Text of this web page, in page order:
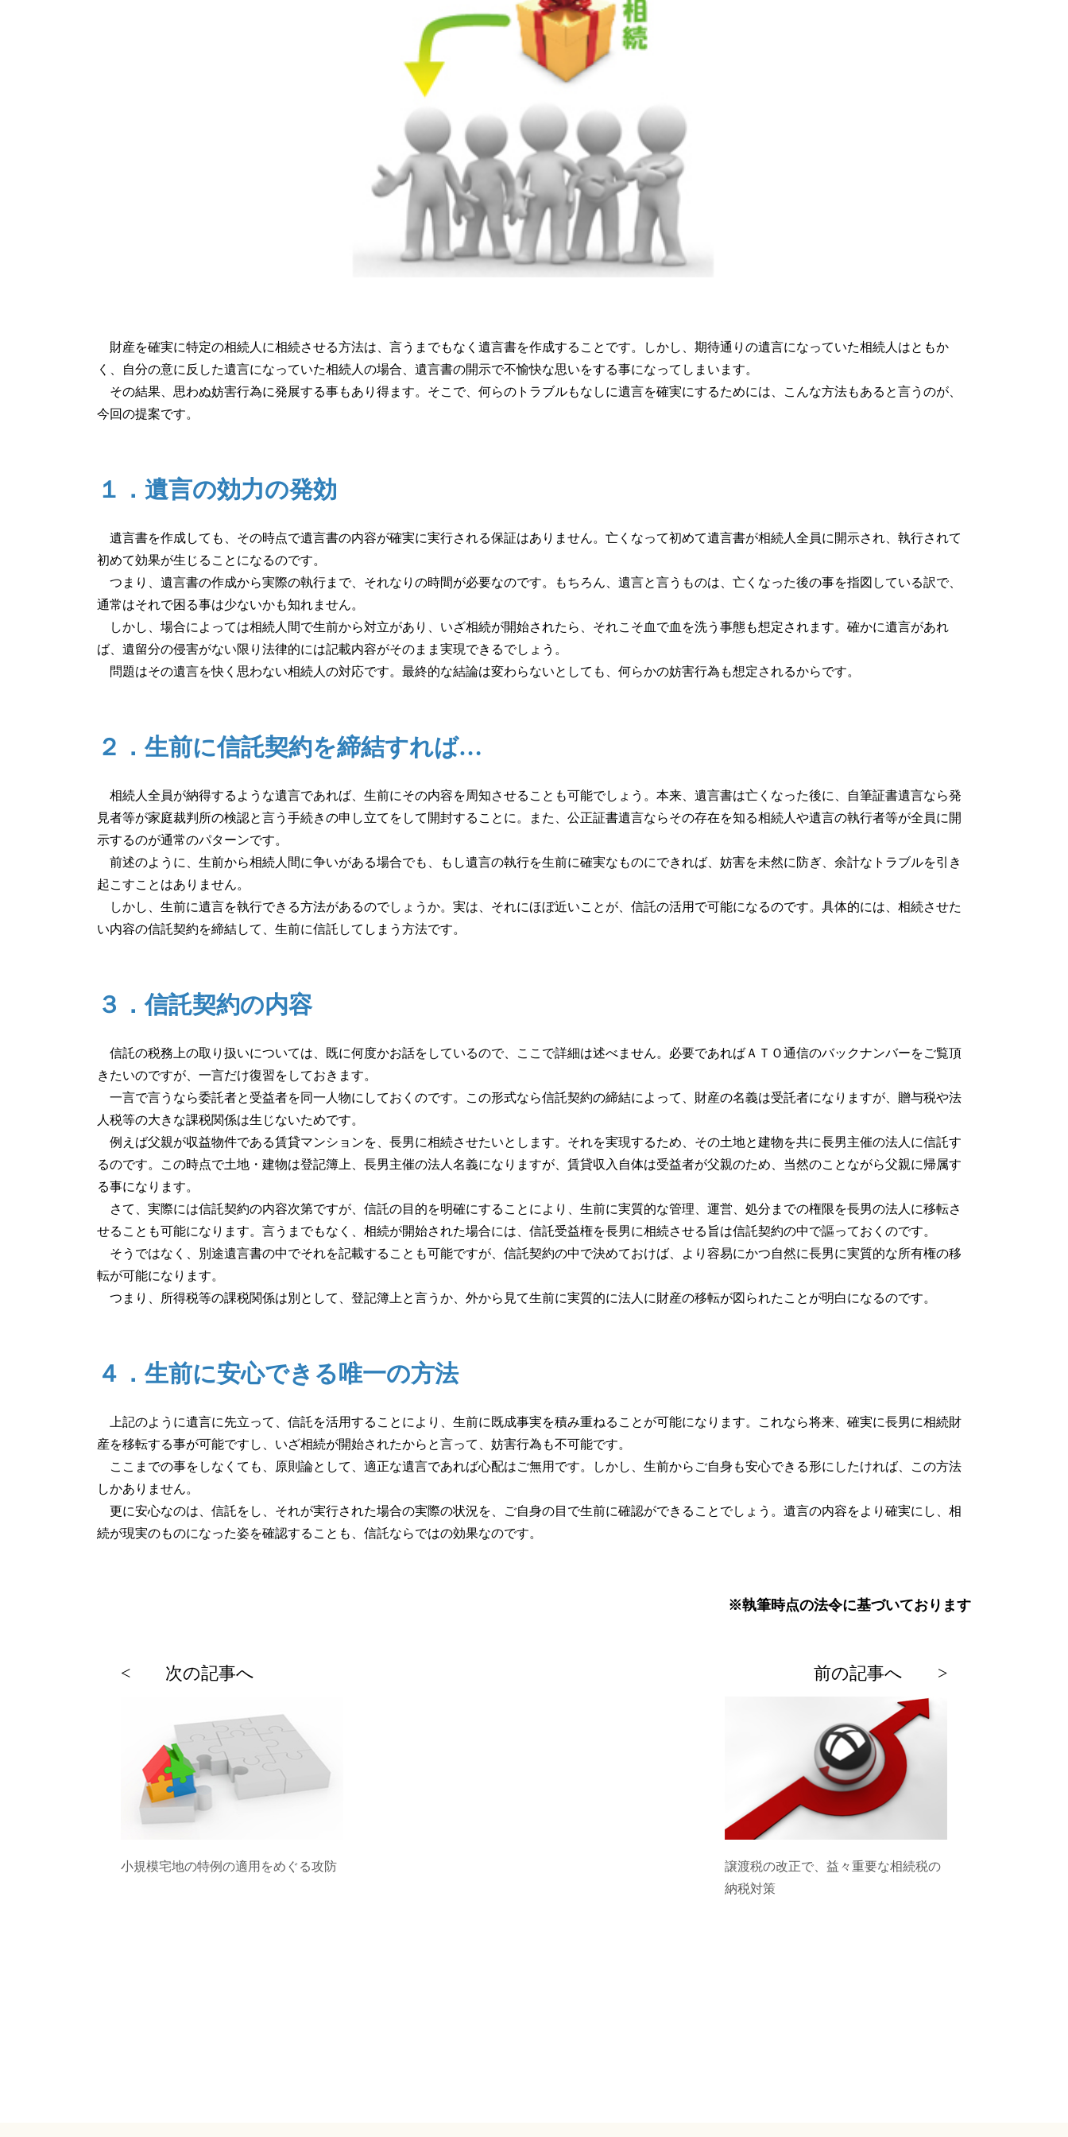
財産を確実に特定の相続人に相続させる方法は、言うまでもなく遺言書を作成することです。しかし、期待通りの遺言になっていた相続人はともか
く、自分の意に反した遺言になっていた相続人の場合、遺言書の開示で不愉快な思いをする事になってしまいます。
その結果、思わぬ妨害行為に発展する事もあり得ます。そこで、何らのトラブルもなしに遺言を確実にするためには、こんな方法もあると言うのが、
今回の提案です。
１．遺言の効力の発効
遺言書を作成しても、その時点で遺言書の内容が確実に実行される保証はありません。亡くなって初めて遺言書が相続人全員に開示され、執行されて
初めて効果が生じることになるのです。
つまり、遺言書の作成から実際の執行まで、それなりの時間が必要なのです。もちろん、遺言と言うものは、亡くなった後の事を指図している訳で、
通常はそれで困る事は少ないかも知れません。
しかし、場合によっては相続人間で生前から対立があり、いざ相続が開始されたら、それこそ血で血を洗う事態も想定されます。確かに遺言があれ
ば、遺留分の侵害がない限り法律的には記載内容がそのまま実現できるでしょう。
問題はその遺言を快く思わない相続人の対応です。最終的な結論は変わらないとしても、何らかの妨害行為も想定されるからです。
２．生前に信託契約を締結すれば…
相続人全員が納得するような遺言であれば、生前にその内容を周知させることも可能でしょう。本来、遺言書は亡くなった後に、自筆証書遺言なら発
見者等が家庭裁判所の検認と言う手続きの申し立てをして開封することに。また、公正証書遺言ならその存在を知る相続人や遺言の執行者等が全員に開
示するのが通常のパターンです。
前述のように、生前から相続人間に争いがある場合でも、もし遺言の執行を生前に確実なものにできれば、妨害を未然に防ぎ、余計なトラブルを引き
起こすことはありません。
しかし、生前に遺言を執行できる方法があるのでしょうか。実は、それにほぼ近いことが、信託の活用で可能になるのです。具体的には、相続させた
い内容の信託契約を締結して、生前に信託してしまう方法です。
３．信託契約の内容
信託の税務上の取り扱いについては、既に何度かお話をしているので、ここで詳細は述べません。必要であればＡＴＯ通信のバックナンバーをご覧頂
きたいのですが、一言だけ復習をしておきます。
一言で言うなら委託者と受益者を同一人物にしておくのです。この形式なら信託契約の締結によって、財産の名義は受託者になりますが、贈与税や法
人税等の大きな課税関係は生じないためです。
例えば父親が収益物件である賃貸マンションを、長男に相続させたいとします。それを実現するため、その土地と建物を共に長男主催の法人に信託す
るのです。この時点で土地・建物は登記簿上、長男主催の法人名義になりますが、賃貸収入自体は受益者が父親のため、当然のことながら父親に帰属す
る事になります。
さて、実際には信託契約の内容次第ですが、信託の目的を明確にすることにより、生前に実質的な管理、運営、処分までの権限を長男の法人に移転さ
せることも可能になります。言うまでもなく、相続が開始された場合には、信託受益権を長男に相続させる旨は信託契約の中で謳っておくのです。
そうではなく、別途遺言書の中でそれを記載することも可能ですが、信託契約の中で決めておけば、より容易にかつ自然に長男に実質的な所有権の移
転が可能になります。
つまり、所得税等の課税関係は別として、登記簿上と言うか、外から見て生前に実質的に法人に財産の移転が図られたことが明白になるのです。
４．生前に安心できる唯一の方法
上記のように遺言に先立って、信託を活用することにより、生前に既成事実を積み重ねることが可能になります。これなら将来、確実に長男に相続財
産を移転する事が可能ですし、いざ相続が開始されたからと言って、妨害行為も不可能です。
ここまでの事をしなくても、原則論として、適正な遺言であれば心配はご無用です。しかし、生前からご自身も安心できる形にしたければ、この方法
しかありません。
更に安心なのは、信託をし、それが実行された場合の実際の状況を、ご自身の目で生前に確認ができることでしょう。遺言の内容をより確実にし、相
続が現実のものになった姿を確認することも、信託ならではの効果なのです。
※執筆時点の法令に基づいております
次
< 次の記事へ
小規模宅地の特例の適用をめぐる攻防
前の記事へ >
譲渡税の改正で、益々重要な相続税の
納税対策